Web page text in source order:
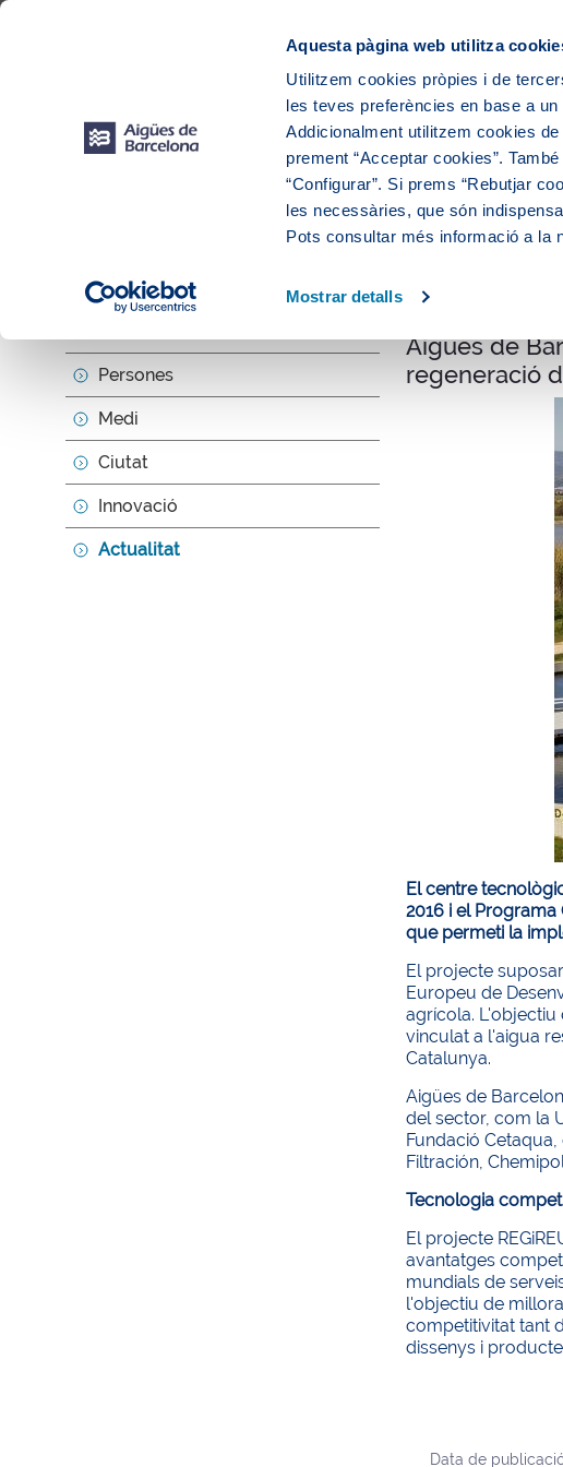
Aquesta pàgina web utilitza
Utilitzem cookies pròpies i de
les teves preferències en base a
Addicionalment utilitzem cookies
prement “Acceptar cookies”.
“Configurar”. Si prems “Rebutjar
les necessàries, que són
Pots consultar més informació a la
Mostrar detalls
Sobre
Persones
Medi
Ciutat
Innovació
Actualitat
Actualitat
Aigües de
regeneració
El centre
2016 i el
que permeti la
El projecte
Europeu de
agrícola. L'objectiu
vinculat a l'aigua
Catalunya.
Aigües de
del sector, com la
Fundació
Filtración,
Tecnologia
El projecte
avantatges
mundials de
l'objectiu de
competitivitat tant
dissenys i
Data de